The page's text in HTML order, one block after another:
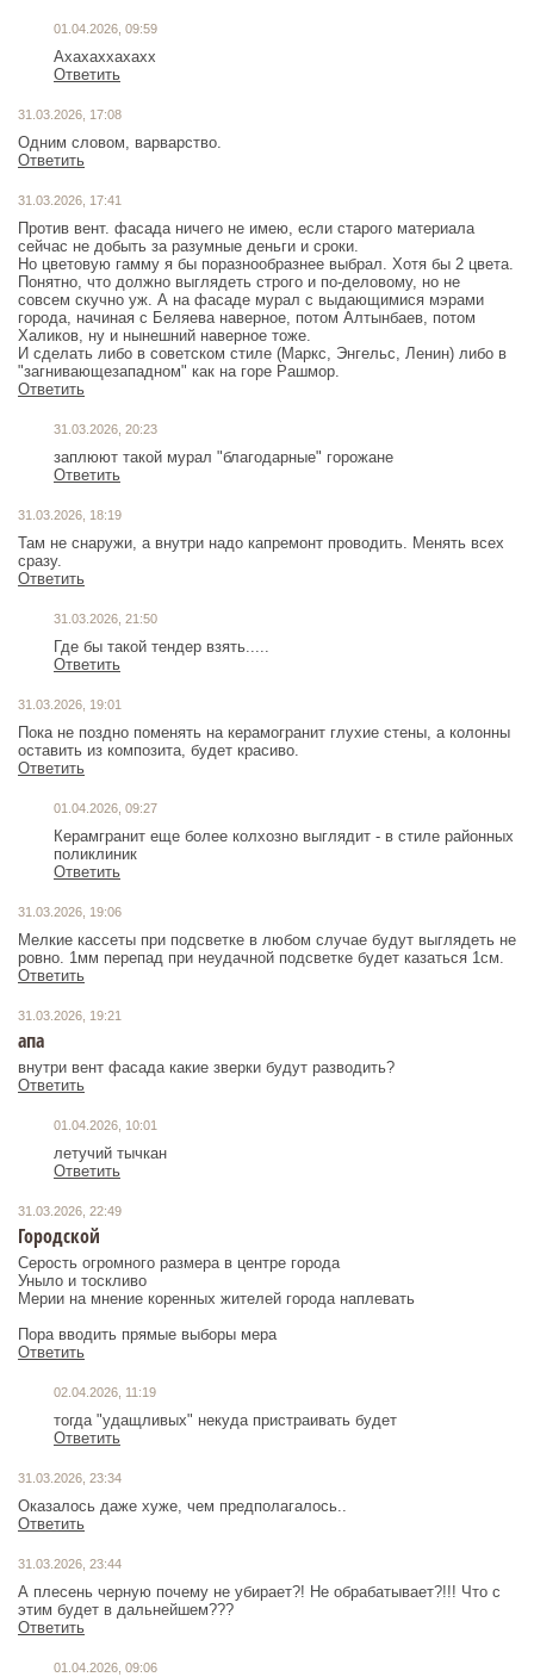
01.04.2026, 09:59
Ахахаххахахх
Ответить
31.03.2026, 17:08
Одним словом, варварство.
Ответить
31.03.2026, 17:41
Против вент. фасада ничего не имею, если старого материала
сейчас не добыть за разумные деньги и сроки.
Но цветовую гамму я бы поразнообразнее выбрал. Хотя бы 2 цвета.
Понятно, что должно выглядеть строго и по-деловому, но не
совсем скучно уж. А на фасаде мурал с выдающимися мэрами
города, начиная с Беляева наверное, потом Алтынбаев, потом
Халиков, ну и нынешний наверное тоже.
И сделать либо в советском стиле (Маркс, Энгельс, Ленин) либо в
"загнивающезападном" как на горе Рашмор.
Ответить
31.03.2026, 20:23
заплюют такой мурал "благодарные" горожане
Ответить
31.03.2026, 18:19
Там не снаружи, а внутри надо капремонт проводить. Менять всех
сразу.
Ответить
31.03.2026, 21:50
Где бы такой тендер взять.....
Ответить
31.03.2026, 19:01
Пока не поздно поменять на керамогранит глухие стены, а колонны
оставить из композита, будет красиво.
Ответить
01.04.2026, 09:27
Керамгранит еще более колхозно выглядит - в стиле районных
поликлиник
Ответить
31.03.2026, 19:06
Мелкие кассеты при подсветке в любом случае будут выглядеть не
ровно. 1мм перепад при неудачной подсветке будет казаться 1см.
Ответить
31.03.2026, 19:21
апа
внутри вент фасада какие зверки будут разводить?
Ответить
01.04.2026, 10:01
летучий тычкан
Ответить
31.03.2026, 22:49
Городской
Серость огромного размера в центре города
Уныло и тоскливо
Мерии на мнение коренных жителей города наплевать
Пора вводить прямые выборы мера
Ответить
02.04.2026, 11:19
тогда "удащливых" некуда пристраивать будет
Ответить
31.03.2026, 23:34
Оказалось даже хуже, чем предполагалось..
Ответить
31.03.2026, 23:44
А плесень черную почему не убирает?! Не обрабатывает?!!! Что с
этим будет в дальнейшем???
Ответить
01.04.2026, 09:06